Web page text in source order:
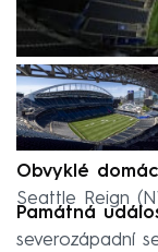
Obvyklé
Seattle Reign
Památná
severozápadní